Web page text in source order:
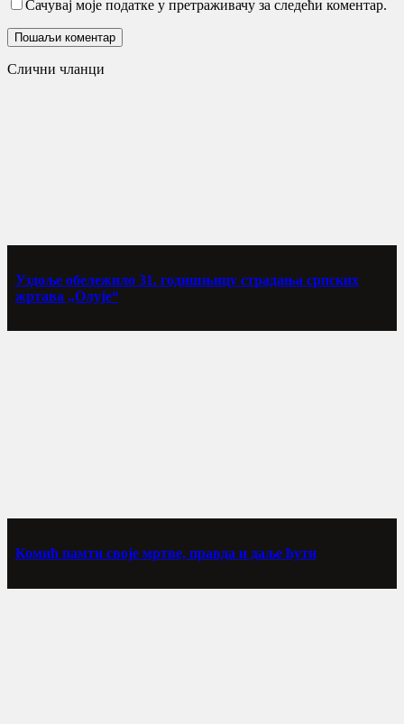
Сачувај моје податке у претраживачу за следећи коментар.
Слични чланци
Уздоље обележило 31. годишњицу страдања српских
жртава „Олује“
Комић памти своје мртве, правда и даље ћути